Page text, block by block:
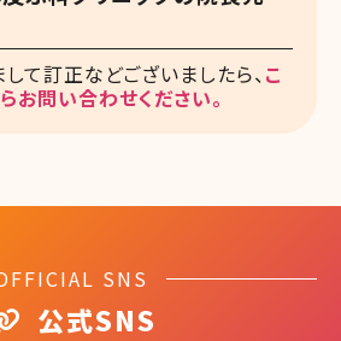
て訂正などございましたら、こ
お問い合わせください。
SNS
公式SNS